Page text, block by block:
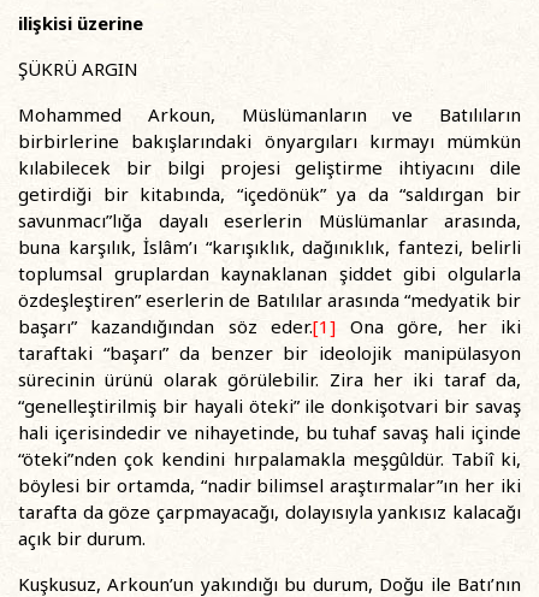
ilişkisi üzerine
ŞÜKRÜ ARGIN
Mohammed Arkoun, Müslümanların ve Batılıların
birbirlerine bakışlarındaki önyargıları kırmayı mümkün
kılabilecek bir bilgi projesi geliştirme ihtiyacını dile
getirdiği bir kitabında, “içedönük” ya da “saldırgan bir
savunmacı”lığa dayalı eserlerin Müslümanlar arasında,
buna karşılık, İslâm’ı “karışıklık, dağınıklık, fantezi, belirli
toplumsal gruplardan kaynaklanan şiddet gibi olgularla
özdeşleştiren” eserlerin de Batılılar arasında “medyatik bir
başarı” kazandığından söz eder.[1] Ona göre, her iki
taraftaki “başarı” da benzer bir ideolojik manipülasyon
sürecinin ürünü olarak görülebilir. Zira her iki taraf da,
“genelleştirilmiş bir hayali öteki” ile donkişotvari bir savaş
hali içerisindedir ve nihayetinde, bu tuhaf savaş hali içinde
“öteki”nden çok kendini hırpalamakla meşgûldür. Tabiî ki,
böylesi bir ortamda, “nadir bilimsel araştırmalar”ın her iki
tarafta da göze çarpmayacağı, dolayısıyla yankısız kalacağı
açık bir durum.
Kuşkusuz, Arkoun’un yakındığı bu durum, Doğu ile Batı’nın